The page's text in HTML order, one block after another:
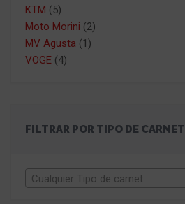
KTM (5)
Moto Morini (2)
MV Agusta (1)
VOGE (4)
FILTRAR POR TIPO DE CARNET
Cualquier Tipo de carnet